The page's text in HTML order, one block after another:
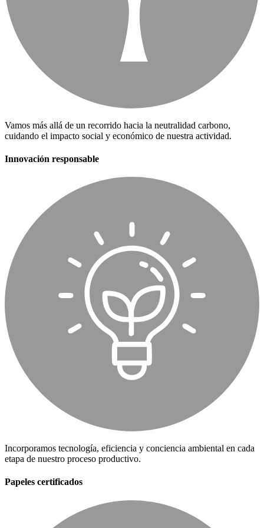
Vamos más allá de un recorrido hacia la neutralidad carbono,
cuidando el impacto social y económico de nuestra actividad.
Innovación responsable
Incorporamos tecnología, eficiencia y conciencia ambiental en cada
etapa de nuestro proceso productivo.
Papeles certificados